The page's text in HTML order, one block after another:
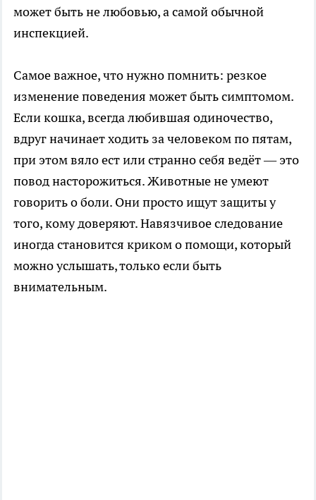
может быть не любовью, а самой обычной
инспекцией.
Самое важное, что нужно помнить: резкое
изменение поведения может быть симптомом.
Если кошка, всегда любившая одиночество,
вдруг начинает ходить за человеком по пятам,
при этом вяло ест или странно себя ведёт — это
повод насторожиться. Животные не умеют
говорить о боли. Они просто ищут защиты у
того, кому доверяют. Навязчивое следование
иногда становится криком о помощи, который
можно услышать, только если быть
внимательным.